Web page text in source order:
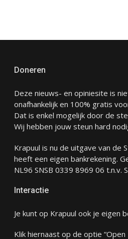
Doneren
Deze nieuws- en opiniesite is
onafhankelijk en 100% gratis
Dat is enkel mogelijk door de
Wij hebben jouw steun hard
Krapuul is nu de uitgave van de
heeft een eigen bankrekening.
NL96 SNSB 0339 8969 06 t.n.v.
Interactie
Je kunt op Krapuul ook je eigen
Klik hiernaast op de optie